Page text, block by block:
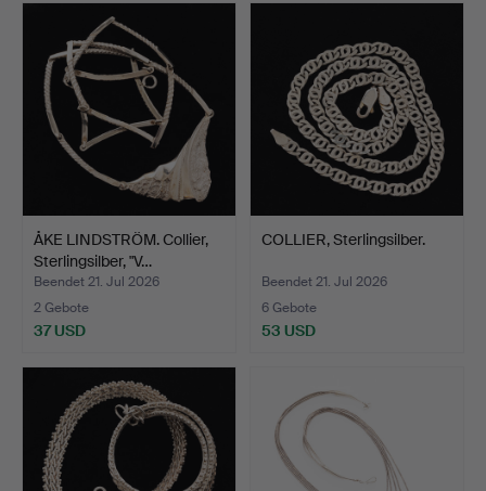
ÅKE LINDSTRÖM. Collier,
Sterlingsilber, "V…
Beendet 21. Jul 2026
2 Gebote
37 USD
COLLIER, Sterlingsilber.
Beendet 21. Jul 2026
6 Gebote
53 USD